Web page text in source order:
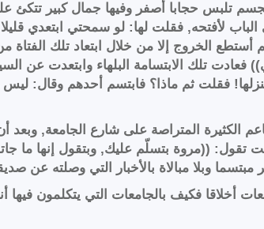
تلبس حجابا أصفر وفيها جمال كبير
لأفتحه, فقلت لها: لو سمحتي ابتعدي
الخروج إلا من خلال ابتعاد تلك
تلك الابتسامة البلهاء وابتعدت عن
فقلت ثم ماذا؟ فابتسم أحدهم وقال:
الكثيرة المتراصة على شارع الجامعة,
((مروة بتسلّم عليك, وبتقول إنها ما
وبلا مبالاة بالأخبار التي وصلته عن
فكيف بالجامعات التي يتكلمون فيها